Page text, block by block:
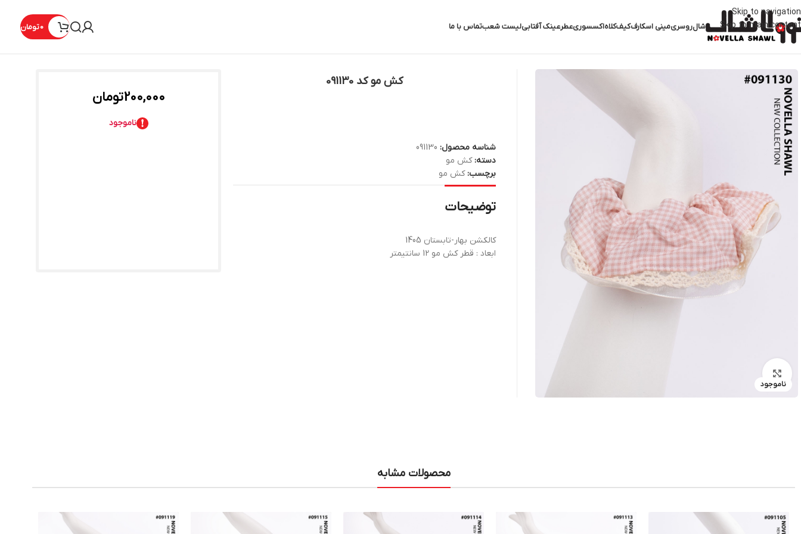
Skip to navigation
Skip to main content
شالروسریمینی اسکارفکیفکلاهاکسسوریعطرعینک آفتابیلیست شعبتماس با ما 0تومان
ناموجود
کش مو کد 091130
شناسه محصول: 091130
دسته: کش مو
برچسب: کش مو
توضیحات
کالکشن بهار-تابستان 1405
ابعاد : قطر کش مو 12 سانتیمتر
200,000تومان
ناموجود
محصولات مشابه